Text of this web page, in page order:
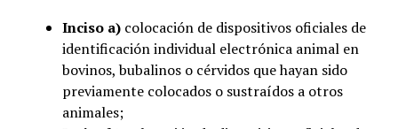
Inciso a) colocación de dispositivos oficiales de
identificación individual electrónica animal en
bovinos, bubalinos o cérvidos que hayan sido
previamente colocados o sustraídos a otros
animales;